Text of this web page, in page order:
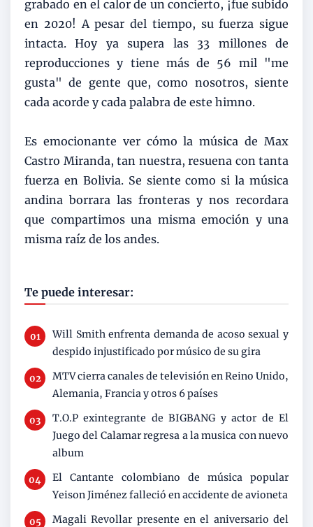
grabado en el calor de un concierto, ¡fue subido
en 2020! A pesar del tiempo, su fuerza sigue
intacta. Hoy ya supera las 33 millones de
reproducciones y tiene más de 56 mil "me
gusta" de gente que, como nosotros, siente
cada acorde y cada palabra de este himno.
Es emocionante ver cómo la música de Max
Castro Miranda, tan nuestra, resuena con tanta
fuerza en Bolivia. Se siente como si la música
andina borrara las fronteras y nos recordara
que compartimos una misma emoción y una
misma raíz de los andes.
Te puede interesar:
Will Smith enfrenta demanda de acoso sexual y
despido injustificado por músico de su gira
MTV cierra canales de televisión en Reino Unido,
Alemania, Francia y otros 6 países
T.O.P exintegrante de BIGBANG y actor de El
Juego del Calamar regresa a la musica con nuevo
album
El Cantante colombiano de música popular
Yeison Jiménez falleció en accidente de avioneta
Magali Revollar presente en el aniversario del